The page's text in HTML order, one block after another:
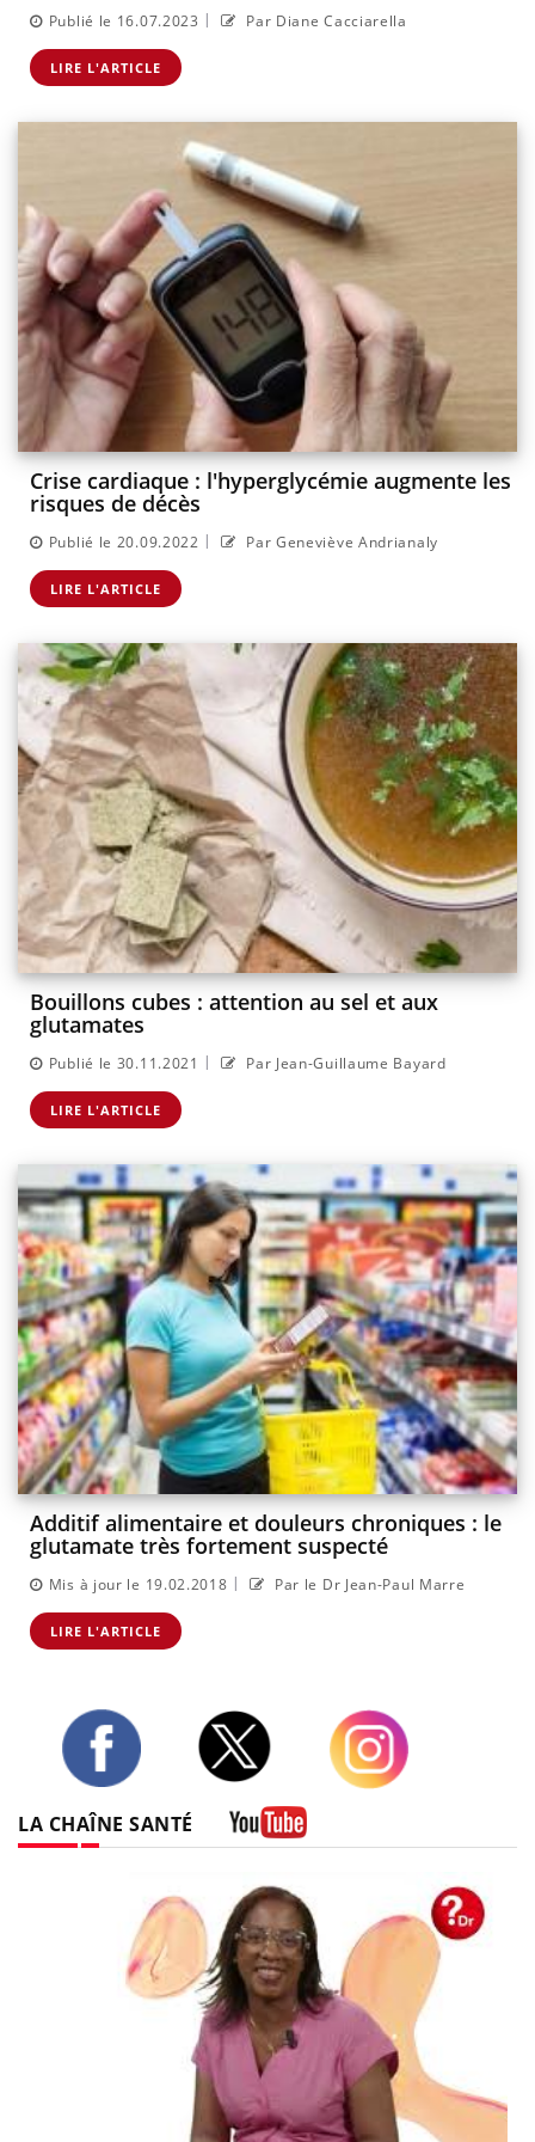
Publié le 16.07.2023 | Par Diane Cacciarella
LIRE L'ARTICLE
Crise cardiaque : l'hyperglycémie augmente les
risques de décès
Publié le 20.09.2022 | Par Geneviève Andrianaly
LIRE L'ARTICLE
Bouillons cubes : attention au sel et aux
glutamates
Publié le 30.11.2021 | Par Jean-Guillaume Bayard
LIRE L'ARTICLE
Additif alimentaire et douleurs chroniques : le
glutamate très fortement suspecté
Mis à jour le 19.02.2018 | Par le Dr Jean-Paul Marre
LIRE L'ARTICLE
LA CHAÎNE SANTÉ